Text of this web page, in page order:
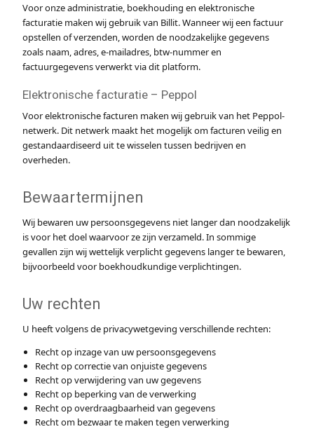
Voor onze administratie, boekhouding en elektronische
facturatie maken wij gebruik van Billit. Wanneer wij een factuur
opstellen of verzenden, worden de noodzakelijke gegevens
zoals naam, adres, e-mailadres, btw-nummer en
factuurgegevens verwerkt via dit platform.
Elektronische facturatie – Peppol
Voor elektronische facturen maken wij gebruik van het Peppol-
netwerk. Dit netwerk maakt het mogelijk om facturen veilig en
gestandaardiseerd uit te wisselen tussen bedrijven en
overheden.
Bewaartermijnen
Wij bewaren uw persoonsgegevens niet langer dan noodzakelijk
is voor het doel waarvoor ze zijn verzameld. In sommige
gevallen zijn wij wettelijk verplicht gegevens langer te bewaren,
bijvoorbeeld voor boekhoudkundige verplichtingen.
Uw rechten
U heeft volgens de privacywetgeving verschillende rechten:
Recht op inzage van uw persoonsgegevens
Recht op correctie van onjuiste gegevens
Recht op verwijdering van uw gegevens
Recht op beperking van de verwerking
Recht op overdraagbaarheid van gegevens
Recht om bezwaar te maken tegen verwerking